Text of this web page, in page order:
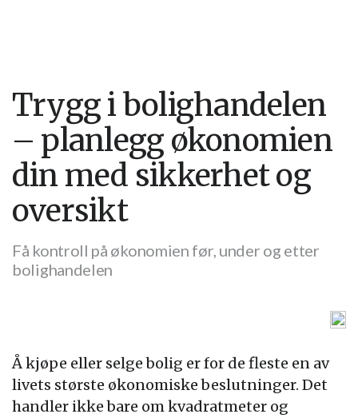
Trygg i bolighandelen
– planlegg økonomien
din med sikkerhet og
oversikt
Få kontroll på økonomien før, under og etter
bolighandelen
Å kjøpe eller selge bolig er for de fleste en av
livets største økonomiske beslutninger. Det
handler ikke bare om kvadratmeter og